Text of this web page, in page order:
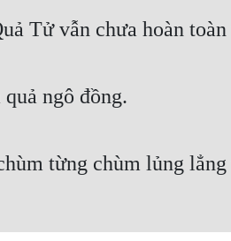
Tử vẫn chưa hoàn
ngô đồng.
từng chùm lủng